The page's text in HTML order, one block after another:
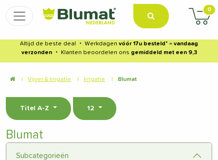
0
Altijd de beste deal ・ Werkdagen vóór 17u besteld* = vandaag
verzonden
・ Klanten beoordelen ons gemiddeld met een 9,3
Vijver & Irrigatie Irrigatie Blumat
Titel A-Z 12
Blumat
Subcategorieën